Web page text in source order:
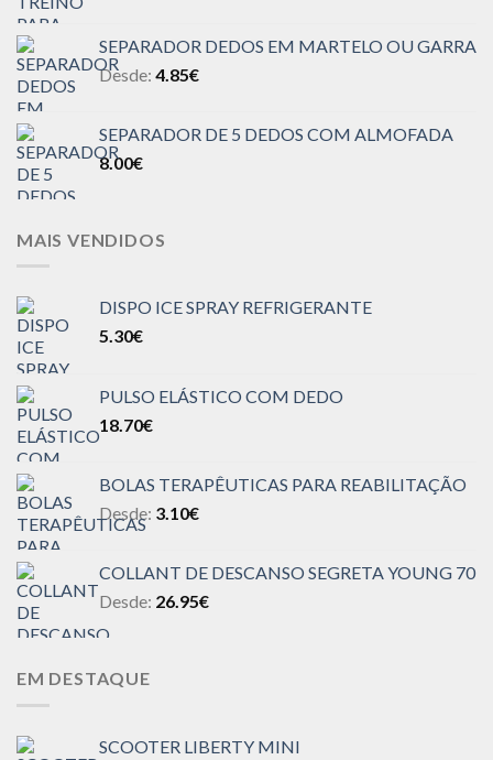
SEPARADOR DEDOS EM MARTELO OU GARRA
Desde: 4.85€
SEPARADOR DE 5 DEDOS COM ALMOFADA
8.00€
MAIS VENDIDOS
DISPO ICE SPRAY REFRIGERANTE
5.30€
PULSO ELÁSTICO COM DEDO
18.70€
BOLAS TERAPÊUTICAS PARA REABILITAÇÃO
Desde: 3.10€
COLLANT DE DESCANSO SEGRETA YOUNG 70
Desde: 26.95€
EM DESTAQUE
SCOOTER LIBERTY MINI